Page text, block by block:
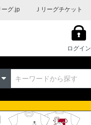
ーグ.jp Ｊリーグチケット
ログイン